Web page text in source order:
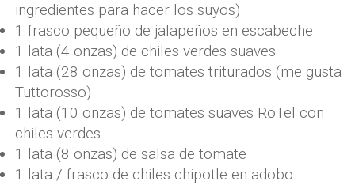
ingredientes para hacer los suyos)
1 frasco pequeño de jalapeños en escabeche
1 lata (4 onzas) de chiles verdes suaves
1 lata (28 onzas) de tomates triturados (me gusta
Tuttorosso)
1 lata (10 onzas) de tomates suaves RoTel con
chiles verdes
1 lata (8 onzas) de salsa de tomate
1 lata / frasco de chiles chipotle en adobo